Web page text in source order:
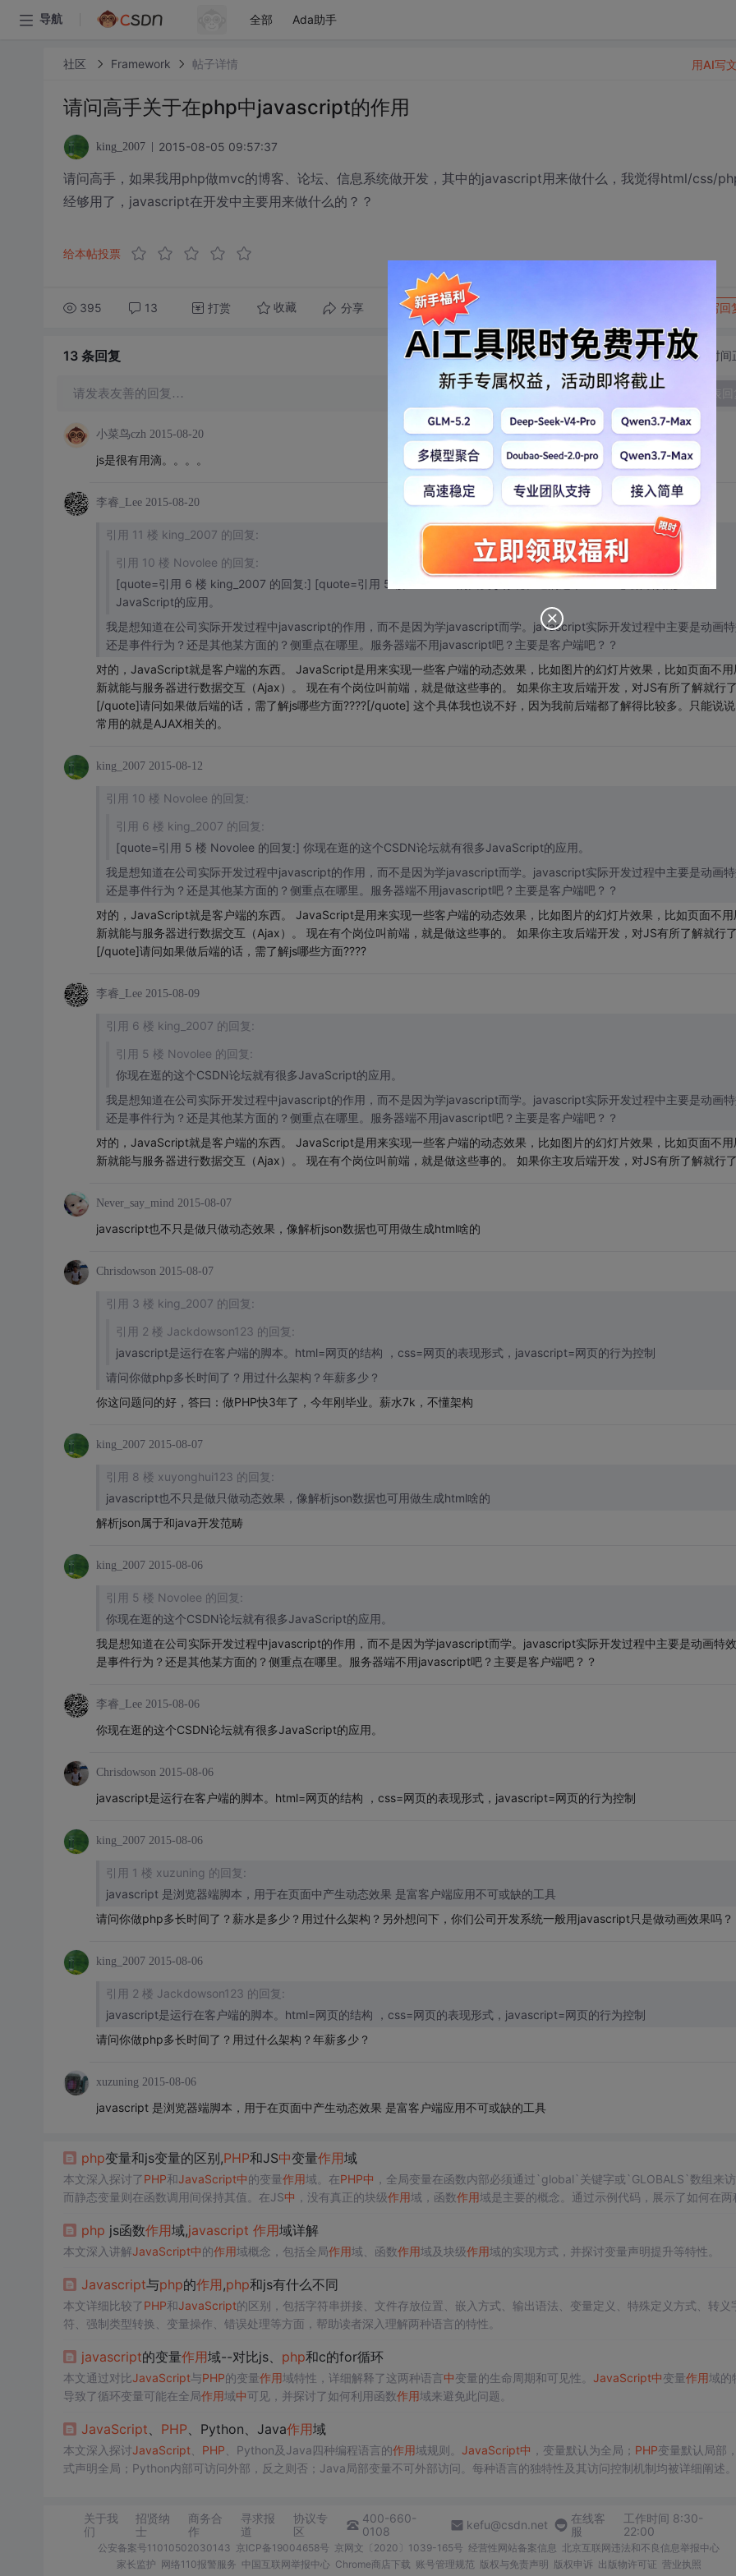
导航 全部 Ada助手
社区 Framework 帖子详情
请问高手关于在php中javascript的作用
king_2007 2015-08-05 09:57:37
请问高手，如果我用php做mvc的博客、论坛、信息系统做开发，其中的javascript用来做什么，我觉得html/css/
经够用了，javascript在开发中主要用来做什么的？？
给本帖投票
395 13 打赏 收藏 分享 转发到动态 写回
用AI写
13 条回复 切换为时间
请发表友善的回复…
小菜鸟czh 2015-08-20
js是很有用滴。。。。
李睿_Lee 2015-08-20
引用 11 楼 king_2007 的回复:
引用 10 楼 Novolee 的回复:
[quote=引用 6 楼 king_2007 的回复:] [quote=引用 5 楼 Novolee 的回复:] 你现在逛的这个CSDN论坛就有很多
JavaScript的应用。
我是想知道在公司实际开发过程中javascript的作用，而不是因为学javascript而学。javascript实际开发过程中主要是动画
还是事件行为？还是其他某方面的？侧重点在哪里。服务器端不用javascript吧？主要是客户端吧？？
对的，JavaScript就是客户端的东西。 JavaScript是用来实现一些客户端的动态效果，比如图片的幻灯片效果，比如页面不用
新就能与服务器进行数据交互（Ajax）。 现在有个岗位叫前端，就是做这些事的。 如果你主攻后端开发，对JS有所了解就行
[/quote]请问如果做后端的话，需了解js哪些方面????[/quote] 这个具体我也说不好，因为我前后端都了解得比较多。只能说
常用的就是AJAX相关的。
king_2007 2015-08-12
引用 10 楼 Novolee 的回复:
引用 6 楼 king_2007 的回复:
[quote=引用 5 楼 Novolee 的回复:] 你现在逛的这个CSDN论坛就有很多JavaScript的应用。
我是想知道在公司实际开发过程中javascript的作用，而不是因为学javascript而学。javascript实际开发过程中主要是动画
还是事件行为？还是其他某方面的？侧重点在哪里。服务器端不用javascript吧？主要是客户端吧？？
对的，JavaScript就是客户端的东西。 JavaScript是用来实现一些客户端的动态效果，比如图片的幻灯片效果，比如页面不用
新就能与服务器进行数据交互（Ajax）。 现在有个岗位叫前端，就是做这些事的。 如果你主攻后端开发，对JS有所了解就行
[/quote]请问如果做后端的话，需了解js哪些方面????
李睿_Lee 2015-08-09
引用 6 楼 king_2007 的回复:
引用 5 楼 Novolee 的回复:
你现在逛的这个CSDN论坛就有很多JavaScript的应用。
我是想知道在公司实际开发过程中javascript的作用，而不是因为学javascript而学。javascript实际开发过程中主要是动画
还是事件行为？还是其他某方面的？侧重点在哪里。服务器端不用javascript吧？主要是客户端吧？？
对的，JavaScript就是客户端的东西。 JavaScript是用来实现一些客户端的动态效果，比如图片的幻灯片效果，比如页面不用
新就能与服务器进行数据交互（Ajax）。 现在有个岗位叫前端，就是做这些事的。 如果你主攻后端开发，对JS有所了解就行
Never_say_mind 2015-08-07
javascript也不只是做只做动态效果，像解析json数据也可用做生成html啥的
Chrisdowson 2015-08-07
引用 3 楼 king_2007 的回复:
引用 2 楼 Jackdowson123 的回复:
javascript是运行在客户端的脚本。html=网页的结构 ，css=网页的表现形式，javascript=网页的行为控制
请问你做php多长时间了？用过什么架构？年薪多少？
你这问题问的好，答曰：做PHP快3年了，今年刚毕业。薪水7k，不懂架构
king_2007 2015-08-07
引用 8 楼 xuyonghui123 的回复:
javascript也不只是做只做动态效果，像解析json数据也可用做生成html啥的
解析json属于和java开发范畴
king_2007 2015-08-06
引用 5 楼 Novolee 的回复:
你现在逛的这个CSDN论坛就有很多JavaScript的应用。
我是想知道在公司实际开发过程中javascript的作用，而不是因为学javascript而学。javascript实际开发过程中主要是动画特
是事件行为？还是其他某方面的？侧重点在哪里。服务器端不用javascript吧？主要是客户端吧？？
李睿_Lee 2015-08-06
你现在逛的这个CSDN论坛就有很多JavaScript的应用。
Chrisdowson 2015-08-06
javascript是运行在客户端的脚本。html=网页的结构 ，css=网页的表现形式，javascript=网页的行为控制
king_2007 2015-08-06
引用 1 楼 xuzuning 的回复:
javascript 是浏览器端脚本，用于在页面中产生动态效果 是富客户端应用不可或缺的工具
请问你做php多长时间了？薪水是多少？用过什么架构？另外想问下，你们公司开发系统一般用javascript只是做动画效果吗？
king_2007 2015-08-06
引用 2 楼 Jackdowson123 的回复:
javascript是运行在客户端的脚本。html=网页的结构 ，css=网页的表现形式，javascript=网页的行为控制
请问你做php多长时间了？用过什么架构？年薪多少？
xuzuning 2015-08-06
javascript 是浏览器端脚本，用于在页面中产生动态效果 是富客户端应用不可或缺的工具
php变量和js变量的区别,PHP和JS中变量作用域
本文深入探讨了PHP和JavaScript中的变量作用域。在PHP中 ，全局变量在函数内部必须通过`global`关键字或`GLOBALS`数组来
而静态变量则在函数调用间保持其值。在JS中 ，没有真正的块级作用域，函数作用域是主要的概念。通过示例代码，展示了如何在两
php js函数作用域,javascript 作用域详解
本文深入讲解JavaScript中的作用域概念，包括全局作用域、函数作用域及块级作用域的实现方式，并探讨变量声明提升等特性。
Javascript与php的作用,php和js有什么不同
本文详细比较了PHP和JavaScript的区别，包括字符串拼接、文件存放位置、嵌入方式、输出语法、变量定义、特殊定义方式、转义
符、强制类型转换、变量操作、错误处理等方面，帮助读者深入理解两种语言的特性。
javascript的变量作用域--对比js、 php和c的for循环
本文通过对比JavaScript与PHP的变量作用域特性，详细解释了这两种语言中变量的生命周期和可见性。 JavaScript中变量作用域的
导致了循环变量可能在全局作用域中可见，并探讨了如何利用函数作用域来避免此问题。
JavaScript、 PHP、Python、Java作用域
本文深入探讨JavaScript、 PHP 、Python及Java四种编程语言的作用域规则。 JavaScript中 ，变量默认为全局； PHP变量默认局部
式声明全局；Python内部可访问外部，反之则否；Java局部变量不可外部访问。每种语言的独特性及其访问控制机制均被详细阐述。
关于我
们
招贤纳
士
商务合
作
寻求报
道
协议专
区
400-660-
0108
kefu@csdn.net
在线客
服
工作时间 8:30-
22:00
公安备案号11010502030143 京ICP备19004658号 京网文〔2020〕1039-165号 经营性网站备案信息 北京互联网违法和不良信息举报中心
家长监护 网络110报警服务 中国互联网举报中心 Chrome商店下载 账号管理规范 版权与免责声明 版权申诉 出版物许可证 营业执照